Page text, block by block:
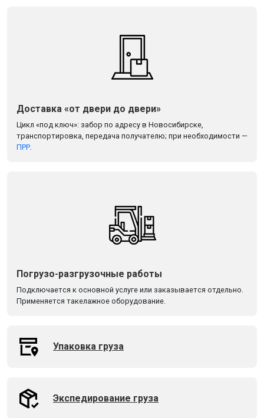
Доставка «от двери до двери»
Цикл «под ключ»: забор по адресу в Новосибирске,
транспортировка, передача получателю; при необходимости —
ПРР
Погрузо-разгрузочные работы
Подключается к основной услуге или заказывается отдельно.
Применяется такелажное оборудование.
Упаковка груза
Экспедирование груза